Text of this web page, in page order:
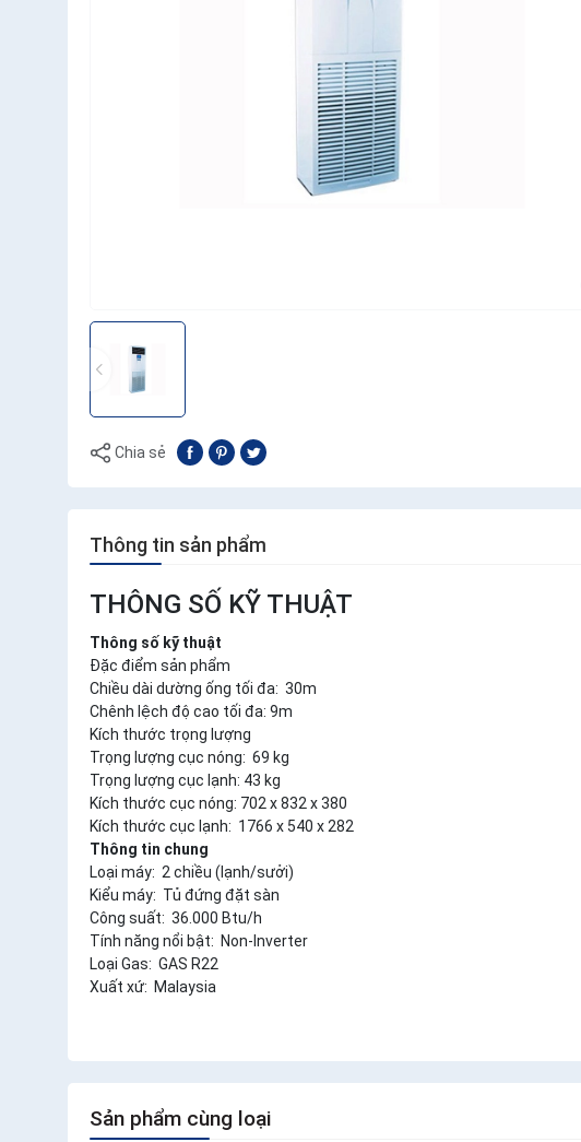
Chia sẻ
Thông tin sản phẩm
THÔNG SỐ KỸ THUẬT
Thông số kỹ thuật
Đặc điểm sản phẩm
Chiều dài dường ống tối đa: 30m
Chênh lệch độ cao tối đa: 9m
Kích thước trọng lượng
Trọng lượng cục nóng: 69 kg
Trọng lượng cục lạnh: 43 kg
Kích thước cục nóng: 702 x 832 x 380
Kích thước cục lạnh: 1766 x 540 x 282
Thông tin chung
Loại máy: 2 chiều (lạnh/sưởi)
Kiểu máy: Tủ đứng đặt sàn
Công suất: 36.000 Btu/h
Tính năng nổi bật: Non-Inverter
Loại Gas: GAS R22
Xuất xứ: Malaysia
Sản phẩm cùng loại